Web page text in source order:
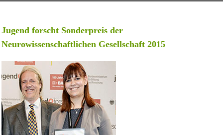
Jugend forscht Sonderpreis der
Neurowissenschaftlichen Gesellschaft 2015